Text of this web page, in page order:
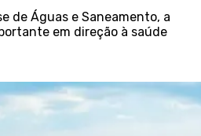
de Águas e Saneamento, a
em direção à saúde